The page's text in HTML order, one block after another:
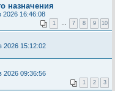
назначения
2026 16:46:08
1 7 8 9 10
2026 15:12:02
2026 09:36:56
1 2 3